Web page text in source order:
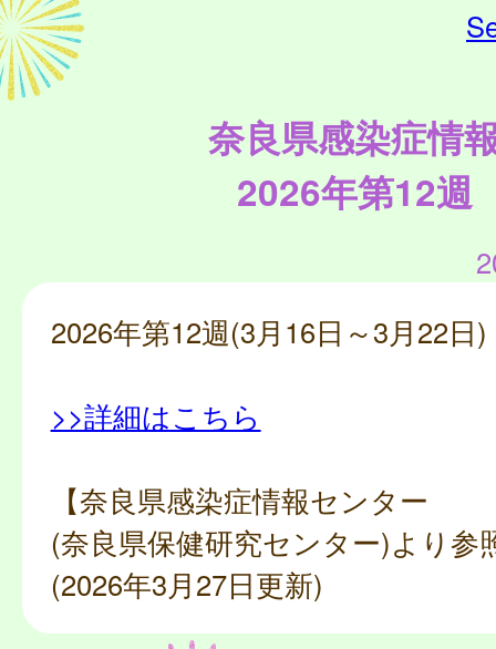
奈良県感染症情
2026年第12週
2026年第12週(3月16日～3月22日)
>>詳細はこちら
【奈良県感染症情報センター
(奈良県保健研究センター)より参
(2026年3月27日更新)